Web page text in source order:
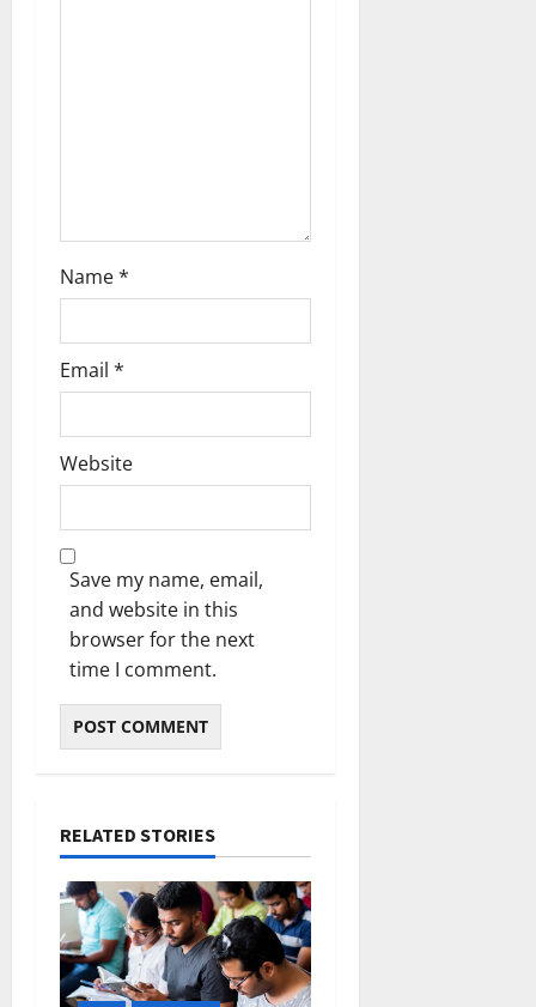
Name*
Email *
Website
Save my name, email,
and website in this
browser for the next
time I comment.
RELATED STORIES